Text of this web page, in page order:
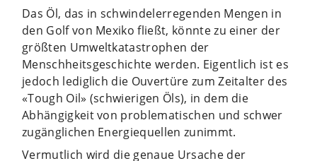
Das Öl, das in schwindelerregenden Mengen in
den Golf von Mexiko fließt, könnte zu einer der
größten Umweltkatastrophen der
Menschheitsgeschichte werden. Eigentlich ist es
jedoch lediglich die Ouvertüre zum Zeitalter des
«Tough Oil» (schwierigen Öls), in dem die
Abhängigkeit von problematischen und schwer
zugänglichen Energiequellen zunimmt.
Vermutlich wird die genaue Ursache der